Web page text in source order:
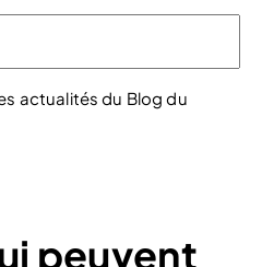
actualités du Blog du
peuvent